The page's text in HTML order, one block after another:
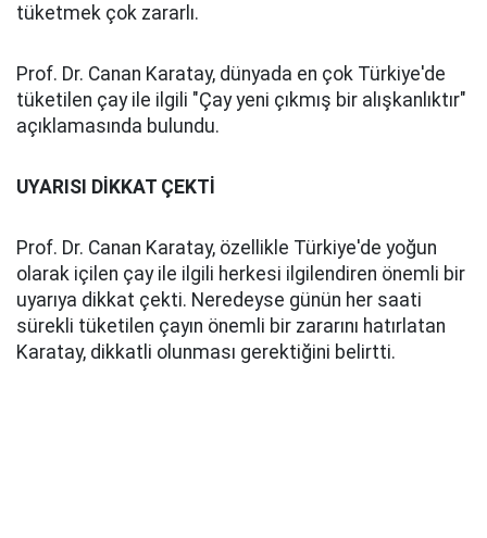
tüketmek çok zararlı.
Prof. Dr. Canan Karatay, dünyada en çok Türkiye'de
tüketilen çay ile ilgili "Çay yeni çıkmış bir alışkanlıktır"
açıklamasında bulundu.
UYARISI DİKKAT ÇEKTİ
Prof. Dr. Canan Karatay, özellikle Türkiye'de yoğun
olarak içilen çay ile ilgili herkesi ilgilendiren önemli bir
uyarıya dikkat çekti. Neredeyse günün her saati
sürekli tüketilen çayın önemli bir zararını hatırlatan
Karatay, dikkatli olunması gerektiğini belirtti.